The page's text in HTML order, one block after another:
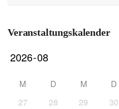
Veranstaltungskalender
M D M D
27
28 29 30